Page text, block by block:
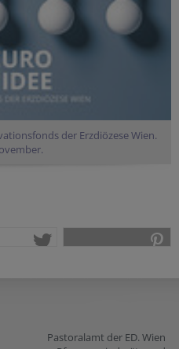
der Erzdiözese Wien.
Pastoralamt der ED. Wien